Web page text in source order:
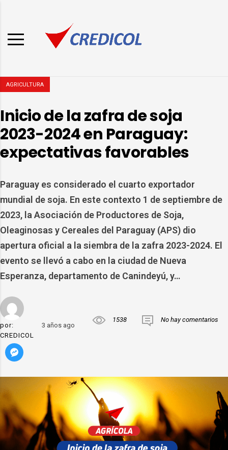
AGRICULTURA
Inicio de la zafra de soja
2023-2024 en Paraguay:
expectativas favorables
Paraguay es considerado el cuarto exportador
mundial de soja. En este contexto 1 de septiembre de
2023, la Asociación de Productores de Soja,
Oleaginosas y Cereales del Paraguay (APS) dio
apertura oficial a la siembra de la zafra 2023-2024. El
evento se llevó a cabo en la ciudad de Nueva
Esperanza, departamento de Canindeyú, y…
por:
CREDICOL
3 años ago
1538 No hay comentarios